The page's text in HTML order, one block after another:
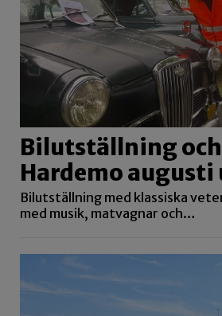
Bilutställning
Hardemo augusti
Bilutställning med klassiska
med musik, matvagnar och…